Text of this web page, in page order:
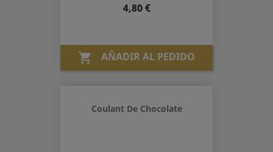
Precio
4,80 €
 AÑADIR AL PEDIDO
Coulant De Chocolate